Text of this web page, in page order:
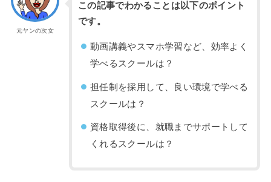
元ヤンの次女
この記事でわかることは以下のポイント
です。
動画講義やスマホ学習など、効率よく
学べるスクールは？
担任制を採用して、良い環境で学べる
スクールは？
資格取得後に、就職までサポートして
くれるスクールは？